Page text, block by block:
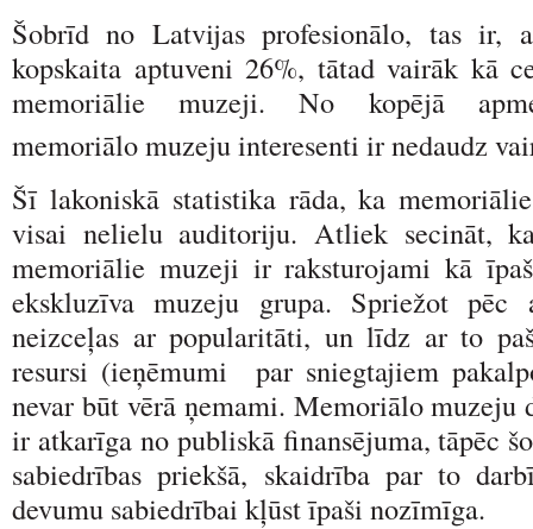
Šobrīd no Latvijas profesionālo, tas ir,
kopskaita aptuveni 26%, tātad vairāk kā
memoriālie muzeji. No kopējā
memoriālo muzeju interesenti ir nedaudz
Šī lakoniskā statistika rāda, ka
visai nelielu auditoriju. Atliek secināt,
memoriālie muzeji ir raksturojami kā
ekskluzīva muzeju grupa. Spriežot pēc
neizceļas ar popularitāti, un līdz ar to
resursi (ieņēmumi par sniegtajiem
nevar būt vērā ņemami. Memoriālo muzeju
ir atkarīga no publiskā finansējuma, tāpēc
sabiedrības priekšā, skaidrība par to
devumu sabiedrībai kļūst īpaši nozīmīga.